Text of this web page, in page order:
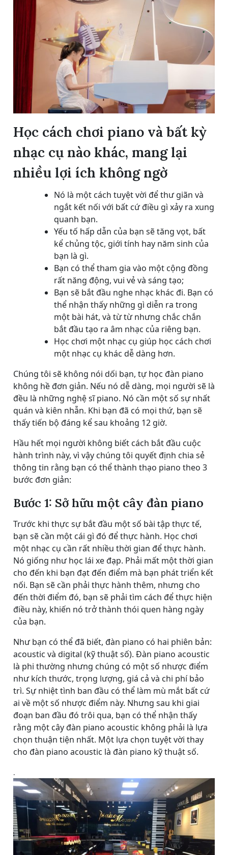
Học cách chơi piano và bất kỳ
nhạc cụ nào khác, mang lại
nhiều lợi ích không ngờ
Nó là một cách tuyệt vời để thư giãn và
ngắt kết nối với bất cứ điều gì xảy ra xung
quanh bạn.
Yếu tố hấp dẫn của bạn sẽ tăng vọt, bất
kể chủng tộc, giới tính hay năm sinh của
bạn là gì.
Bạn có thể tham gia vào một cộng đồng
rất năng động, vui vẻ và sáng tạo;
Bạn sẽ bắt đầu nghe nhạc khác đi. Bạn có
thể nhận thấy những gì diễn ra trong
một bài hát, và từ từ nhưng chắc chắn
bắt đầu tạo ra âm nhạc của riêng bạn.
Học chơi một nhạc cụ giúp học cách chơi
một nhạc cụ khác dễ dàng hơn.
Chúng tôi sẽ không nói dối bạn, tự học đàn piano
không hề đơn giản. Nếu nó dễ dàng, mọi người sẽ là
đều là những nghệ sĩ piano. Nó cần một số sự nhất
quán và kiên nhẫn. Khi bạn đã có mọi thứ, bạn sẽ
thấy tiến bộ đáng kể sau khoảng 12 giờ.
Hầu hết mọi người không biết cách bắt đầu cuộc
hành trình này, vì vậy chúng tôi quyết định chia sẻ
thông tin rằng bạn có thể thành thạo piano theo 3
bước đơn giản:
Bước 1: Sở hữu một cây đàn piano
Trước khi thực sự bắt đầu một số bài tập thực tế,
bạn sẽ cần một cái gì đó để thực hành. Học chơi
một nhạc cụ cần rất nhiều thời gian để thực hành.
Nó giống như học lái xe đạp. Phải mất một thời gian
cho đến khi bạn đạt đến điểm mà bạn phát triển kết
nối. Bạn sẽ cần phải thực hành thêm, nhưng cho
đến thời điểm đó, bạn sẽ phải tìm cách để thực hiện
điều này, khiến nó trở thành thói quen hàng ngày
của bạn.
Như bạn có thể đã biết, đàn piano có hai phiên bản:
acoustic và digital (kỹ thuật số). Đàn piano acoustic
là phi thường nhưng chúng có một số nhược điểm
như kích thước, trọng lượng, giá cả và chi phí bảo
trì. Sự nhiệt tình ban đầu có thể làm mù mắt bất cứ
ai về một số nhược điểm này. Nhưng sau khi giai
đoạn ban đầu đó trôi qua, bạn có thể nhận thấy
rằng một cây đàn piano acoustic không phải là lựa
chọn thuận tiện nhất. Một lựa chọn tuyệt vời thay
cho đàn piano acoustic là đàn piano kỹ thuật số.
.